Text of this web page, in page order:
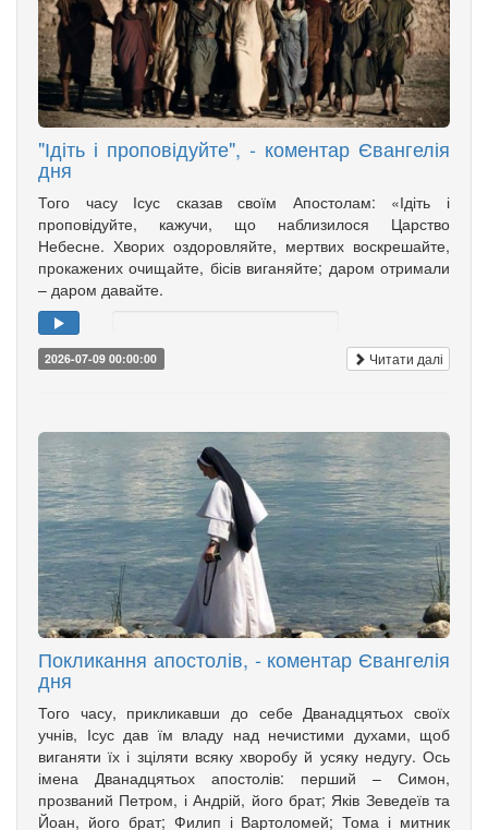
"Ідіть і проповідуйте", - коментар Євангелія
дня
Того часу Ісус сказав своїм Апостолам: «Ідіть і
проповідуйте, кажучи, що наблизилося Царство
Небесне. Хворих оздоровляйте, мертвих воскрешайте,
прокажених очищайте, бісів виганяйте; даром отримали
– даром давайте.
2026-07-09 00:00:00 Читати далі
Покликання апостолів, - коментар Євангелія
дня
Того часу, прикликавши до себе Дванадцятьох своїх
учнів, Ісус дав їм владу над нечистими духами, щоб
вига­няти їх і зціляти всяку хворобу й усяку недугу. Ось
імена Дванадцятьох апо­столів: перший – Симон,
прозваний Петром, і Андрій, його брат; Яків Зе­­ведеїв та
Йоан, його брат; Филип і Вартоломей; Тома і мит­ник